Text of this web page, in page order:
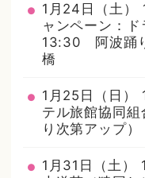
1月24日（土
ャンペーン：
13:30 阿波踊
橋
1月25日（日
テル旅館協同
り次第アップ）
1月31日（土